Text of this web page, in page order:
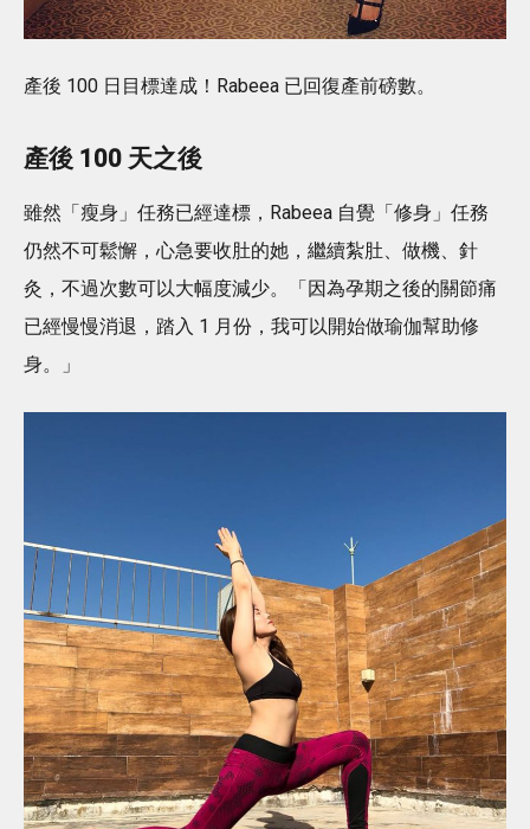
產後 100 日目標達成！Rabeea 已回復產前磅數。
產後 100 天之後
雖然「瘦身」任務已經達標，Rabeea 自覺「修身」任務
仍然不可鬆懈，心急要收肚的她，繼續紮肚、做機、針
灸，不過次數可以大幅度減少。「因為孕期之後的關節痛
已經慢慢消退，踏入 1 月份，我可以開始做瑜伽幫助修
身。」